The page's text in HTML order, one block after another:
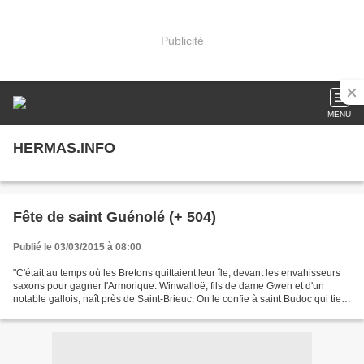
Publicité
MENU
HERMAS.INFO
Fête de saint Guénolé (+ 504)
Publié le 03/03/2015 à 08:00
"C'était au temps où les Bretons quittaient leur île, devant les envahisseurs
saxons pour gagner l'Armorique. Winwalloë, fils de dame Gwen et d'un
notable gallois, naît près de Saint-Brieuc. On le confie à saint Budoc qui tient